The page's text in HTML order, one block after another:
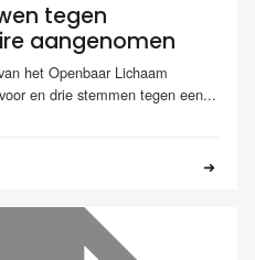
tegen
aangenomen
het Openbaar Lichaam
en drie stemmen tegen een...